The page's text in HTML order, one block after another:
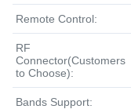
Remote Control:
RF
Connector(Customers
to Choose):
Bands Support: